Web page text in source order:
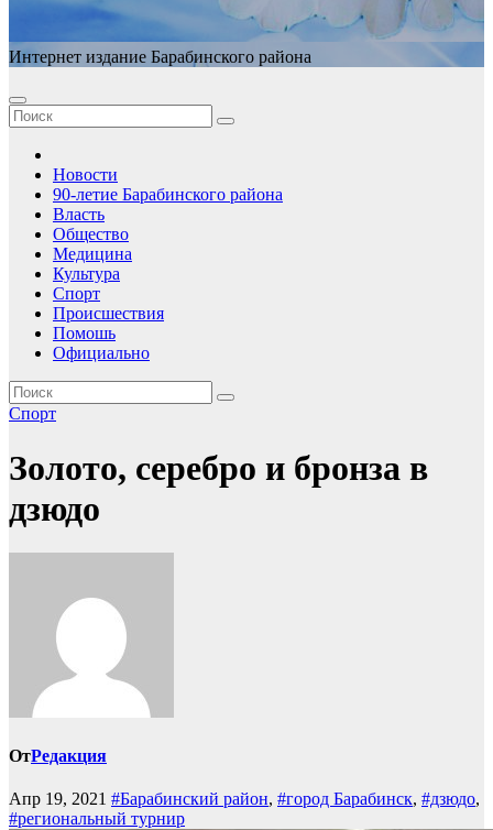
Интернет издание Барабинского района
Новости
90-летие Барабинского района
Власть
Общество
Медицина
Культура
Спорт
Происшествия
Помошь
Официально
Спорт
Золото, серебро и бронза в
дзюдо
ОтРедакция
Апр 19, 2021 #Барабинский район, #город Барабинск, #дзюдо,
#региональный турнир